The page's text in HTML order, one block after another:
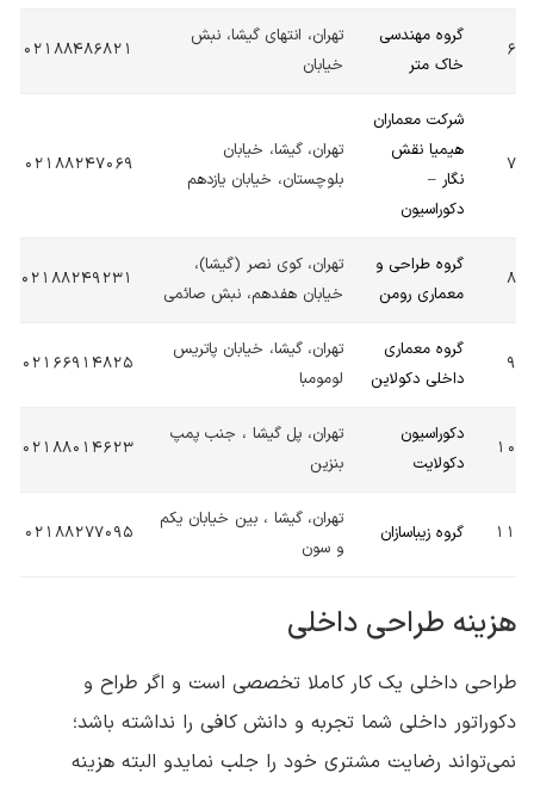
6
گروه مهندسی
خاک متر
تهران، انتهای گیشا، نبش
خیابان
02188486821
7
شرکت معماران
هیمیا نقش
نگار –
دکوراسیون
تهران، گیشا، خیابان
بلوچستان، خیابان یازدهم
02188247069
8
گروه طراحی و
معماری رومن
تهران، کوی نصر (گیشا)،
خیابان هفدهم، نبش صائمی
02188249231
9
گروه معماری
داخلی دکولاین
تهران، گیشا، خیابان پاتریس
لومومبا
02166914825
10
دکوراسیون
دکولایت
تهران، پل گیشا ، جنب پمپ
بنزین
02188014623
11 گروه زیباسازان
تهران، گیشا ، بین خیابان یکم
و سون
02188277095
هزینه طراحی داخلی
طراحی داخلی یک کار کاملا تخصصی است و اگر طراح و
دکوراتور داخلی شما تجربه و دانش کافی را نداشته باشد؛
نمی‌تواند رضایت مشتری خود را جلب نمایدو البته هزینه